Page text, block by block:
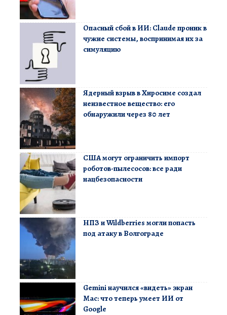
Опасный сбой в ИИ: Claude проник в
чужие системы, воспринимая их за
симуляцию
Ядерный взрыв в Хиросиме создал
неизвестное вещество: его
обнаружили через 80 лет
США могут ограничить импорт
роботов-пылесосов: все ради
нацбезопасности
НПЗ и Wildberries могли попасть
под атаку в Волгограде
Gemini научился «видеть» экран
Mac: что теперь умеет ИИ от
Google